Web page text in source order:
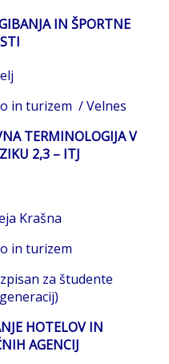
IN ŠPORTNE
in turizem / Velnes
TERMINOLOGIJA V
2,3 – ITJ
Krašna
in turizem
za študente
HOTELOV IN
AGENCIJ